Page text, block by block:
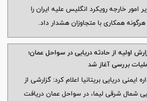
امور خارجه رویکرد انگلیس علیه ایران را
هرگونه همکاری با متجاوزان هشدار داد.
اولیه از حادثه دریایی در سواحل عمان؛
بررسی آغاز شد
ایمنی دریایی بریتانیا اعلام کرد: گزارشی از
مایل دریایی شمال شرقی لیما، در سواحل عمان دریافت